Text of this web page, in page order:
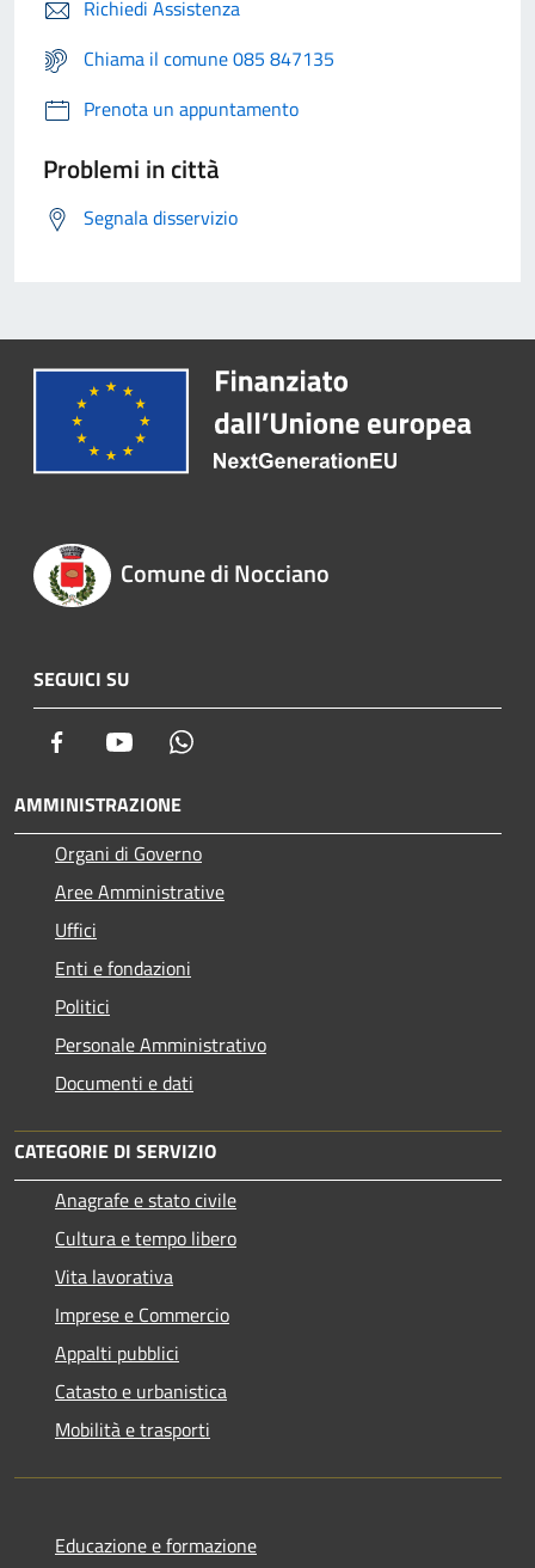
Richiedi Assistenza
Chiama il comune 085 847135
Prenota un appuntamento
Problemi in città
Segnala disservizio
Comune di Nocciano
SEGUICI SU
Facebook Youtube
AMMINISTRAZIONE
Organi di Governo
Aree Amministrative
Uffici
Enti e fondazioni
Politici
Personale Amministrativo
Documenti e dati
CATEGORIE DI SERVIZIO
Anagrafe e stato civile
Cultura e tempo libero
Vita lavorativa
Imprese e Commercio
Appalti pubblici
Catasto e urbanistica
Mobilità e trasporti
Educazione e formazione